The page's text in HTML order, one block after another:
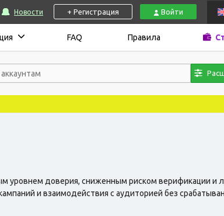
Новости + Регистрация Войти
FAQ Правила
уровнем доверия, сниженным риском верификации и
и взаимодействия с аудиторией без